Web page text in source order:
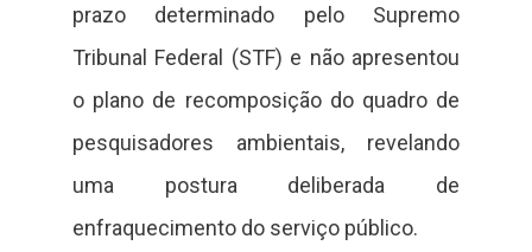
prazo determinado pelo Supremo
Tribunal Federal (STF) e não apresentou
o plano de recomposição do quadro de
pesquisadores ambientais, revelando
uma postura deliberada de
enfraquecimento do serviço público.